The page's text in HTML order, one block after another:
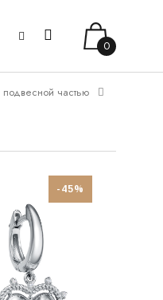
0
частью
-45%